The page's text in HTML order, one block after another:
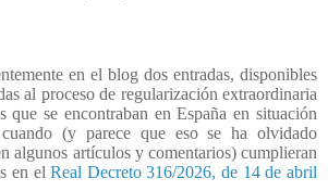
en el blog dos entradas, disponibles
al proceso de regularización extraordinaria
que se encontraban en España en situación
(y parece que eso se ha olvidado
algunos artículos y comentarios) cumplieran
en elReal Decreto 316/2026, de 14 de abril